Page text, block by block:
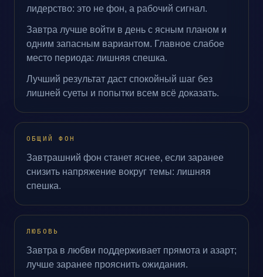
лидерство: это не фон, а рабочий сигнал.
Завтра лучше войти в день с ясным планом и
одним запасным вариантом. Главное слабое
место периода: лишняя спешка.
Лучший результат даст спокойный шаг без
лишней суеты и попытки всем всё доказать.
ОБЩИЙ ФОН
Завтрашний фон станет яснее, если заранее
снизить напряжение вокруг темы: лишняя
спешка.
ЛЮБОВЬ
Завтра в любви поддерживает прямота и азарт;
лучше заранее прояснить ожидания.